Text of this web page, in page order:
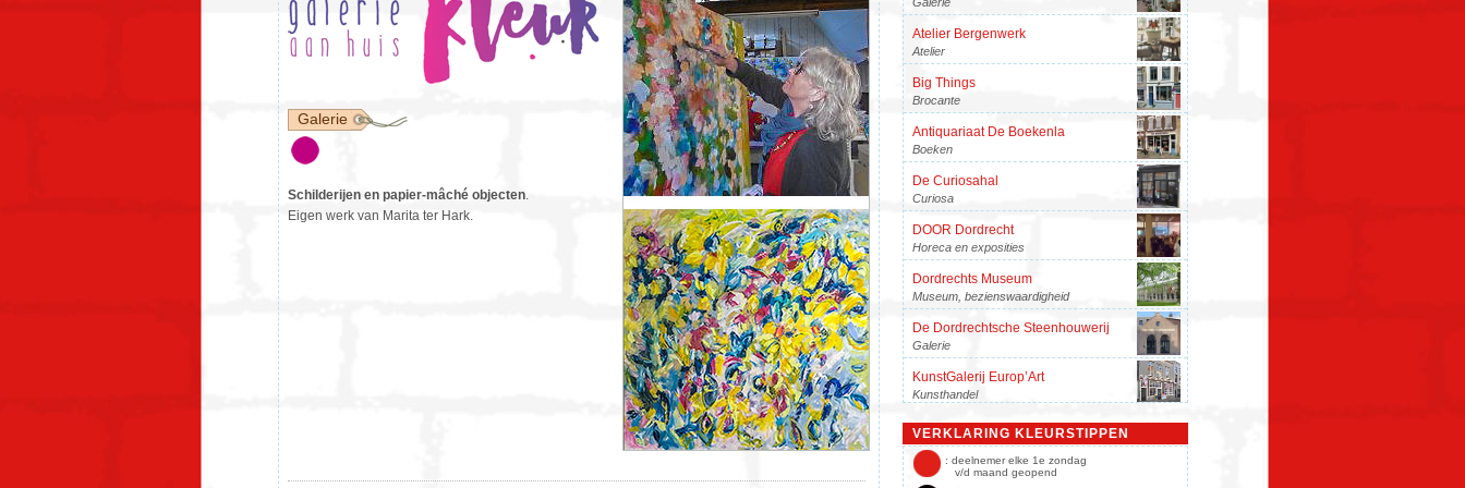
Galerie
Schilderijen en papier-mâché objecten.
Eigen werk van Marita ter Hark.
Atelier Bergenwerk
Atelier
Big Things
Brocante
Antiquariaat De Boekenla
Boeken
De Curiosahal
Curiosa
DOOR Dordrecht
Horeca en exposities
Dordrechts Museum
Museum, bezienswaardigheid
De Dordrechtsche Steenhouwerij
Galerie
KunstGalerij Europ’Art
Kunsthandel
Get Back Music
Muziek
Atelier Grotekerksplein
VERKLARING KLEURSTIPPEN
: deelnemer elke 1e zondag
v/d maand geopend